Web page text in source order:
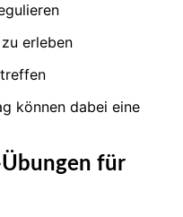
erleben
können dabei eine
für